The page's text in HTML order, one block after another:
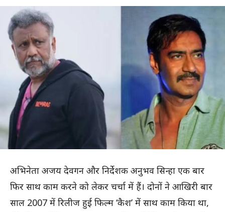
अभिनेता अजय देवगन और निर्देशक अनुभव सिन्हा एक बार
फिर साथ काम करने को लेकर चर्चा में हैं। दोनों ने आखिरी बार
साल 2007 में रिलीज हुई फिल्म ‘कैश’ में साथ काम किया था,